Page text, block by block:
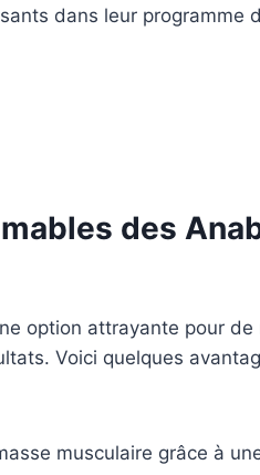
dans leur programme
des
option attrayante pour
Voici quelques
musculaire grâce à